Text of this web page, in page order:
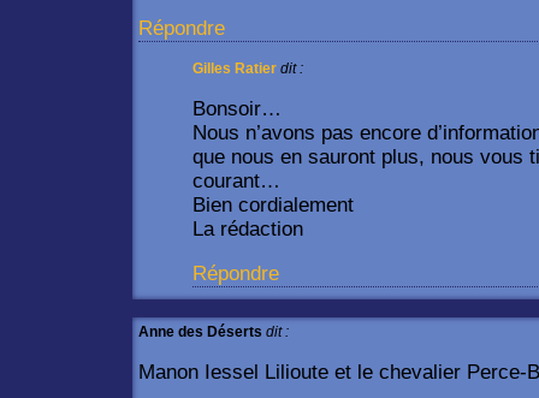
Répondre
Gilles Ratier dit :
Bonsoir…
Nous n’avons pas encore
que nous en sauront plus, nous vous
courant…
Bien cordialement
La rédaction
Répondre
Anne des Déserts dit :
Manon Iessel Lilioute et le chevalier Perce-